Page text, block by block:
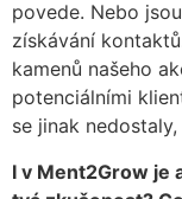
povede. Nebo
získávání
kamenů našeho
potenciálními
se jinak
I v Ment2Grow je